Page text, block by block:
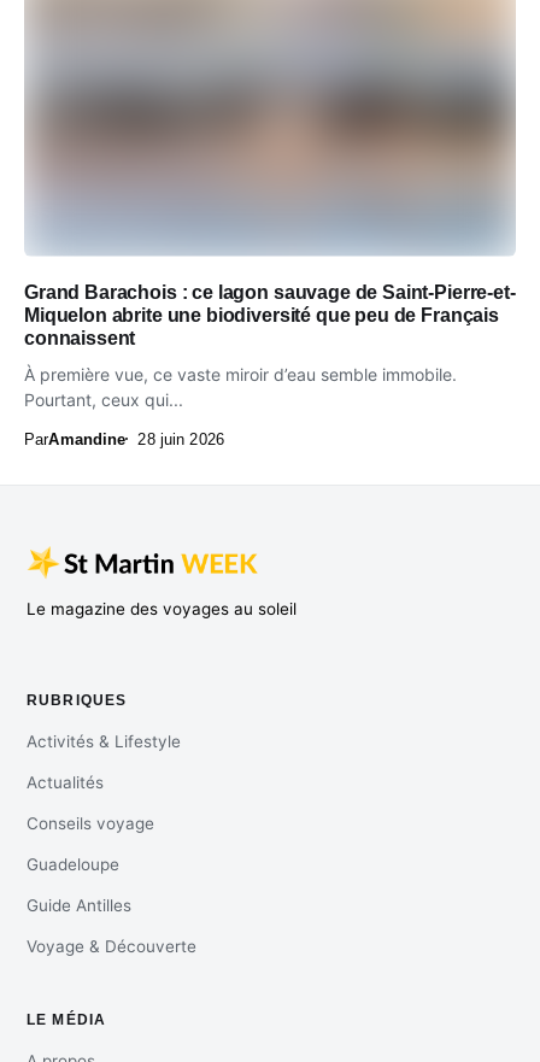
Grand Barachois : ce lagon sauvage de Saint-Pierre-et-
Miquelon abrite une biodiversité que peu de Français
connaissent
À première vue, ce vaste miroir d’eau semble immobile.
Pourtant, ceux qui...
ParAmandine 28 juin 2026
Le magazine des voyages au soleil
RUBRIQUES
Activités & Lifestyle
Actualités
Conseils voyage
Guadeloupe
Guide Antilles
Voyage & Découverte
LE MÉDIA